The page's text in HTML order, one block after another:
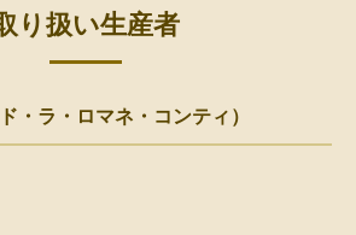
り扱い生産者
・ラ・ロマネ・コンティ）